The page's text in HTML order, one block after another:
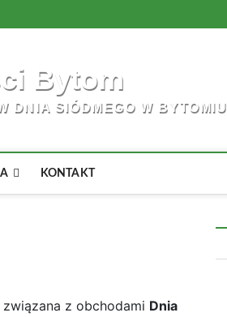
Bytom
DNIA SIÓDMEGO W BYTOMIU
KONTAKT
z obchodami Dnia